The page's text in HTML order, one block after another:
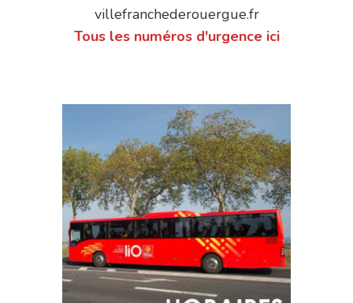
villefranchederouergue.fr
Tous les numéros d'urgence ici